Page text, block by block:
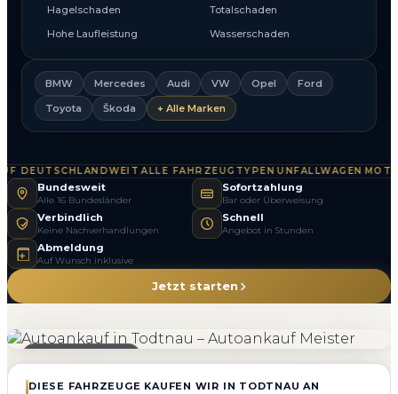
Hagelschaden
Totalschaden
Hohe Laufleistung
Wasserschaden
BMW Mercedes Audi VW Opel
Ford
Toyota
Škoda + Alle Marken
DEUTSCHLANDWEIT·ALLE FAHRZEUGTYPEN·UNFALLWAGEN·
Bundesweit
Alle 16 Bundesländer
Sofortzahlung
Bar oder Überweisung
Verbindlich
Keine Nachverhandlungen
Schnell
Angebot in Stunden
Abmeldung
Auf Wunsch inklusive
Jetzt starten
DIESE FAHRZEUGE KAUFEN WIR IN TODTNAU AN